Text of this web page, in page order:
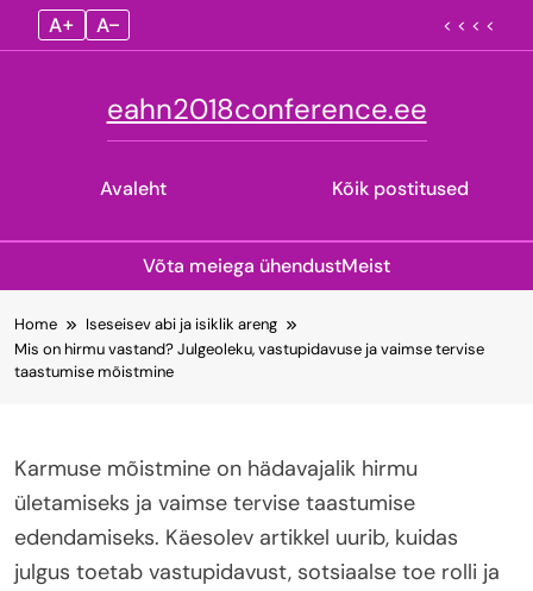
A+ A– < < < <
Avaleht
eahn2018conference.ee
Kõik postitused
Võta meiega ühendustMeist
to
content
Home
Iseseisev abi ja isiklik areng
Mis on hirmu vastand? Julgeoleku, vastupidavuse ja vaimse tervise
taastumise mõistmine
Karmuse mõistmine on hädavajalik hirmu
ületamiseks ja vaimse tervise taastumise
edendamiseks. Käesolev artikkel uurib, kuidas
julgus toetab vastupidavust, sotsiaalse toe rolli ja